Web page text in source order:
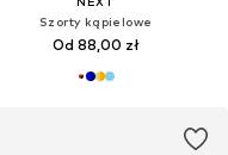
Szorty kąpielowe
Od 88,00 zł